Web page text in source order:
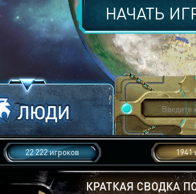
НАЧАТЬ
22 222 игроков 1941
КРАТКАЯ СВОДКА